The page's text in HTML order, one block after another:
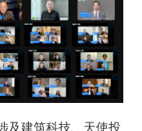
及建筑科技、天使投